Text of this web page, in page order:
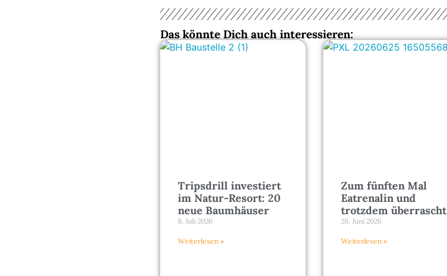
Das könnte Dich auch interessieren:
Tripsdrill investiert
im Natur-Resort: 20
neue Baumhäuser
8. Juli 2026
Weiterlesen »
Zum fünften Mal
Eatrenalin und
trotzdem überrascht
26. Juni 2026
Weiterlesen »